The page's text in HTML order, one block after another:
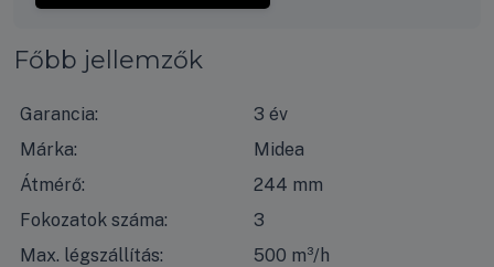
Főbb jellemzők
Garancia:
3 év
Márka:
Midea
Átmérő:
244 mm
Fokozatok száma:
3
Max. légszállítás:
500 m³/h